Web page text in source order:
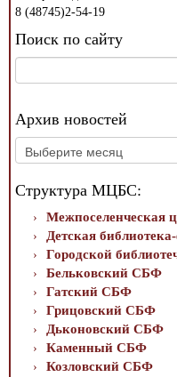
8 (48745)2-54-19
Поиск по сайту
Архив новостей
Архив
новостей
Структура МЦБС:
Межпоселенческая
Детская
Городской
Бельковский СБФ
Гатский СБФ
Грицовский СБФ
Дьконовский СБФ
Каменный СБФ
Козловский СБФ